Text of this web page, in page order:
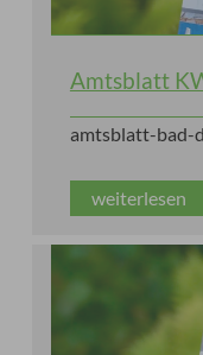
Amtsblatt
amtsblatt-bad-
weiterlesen